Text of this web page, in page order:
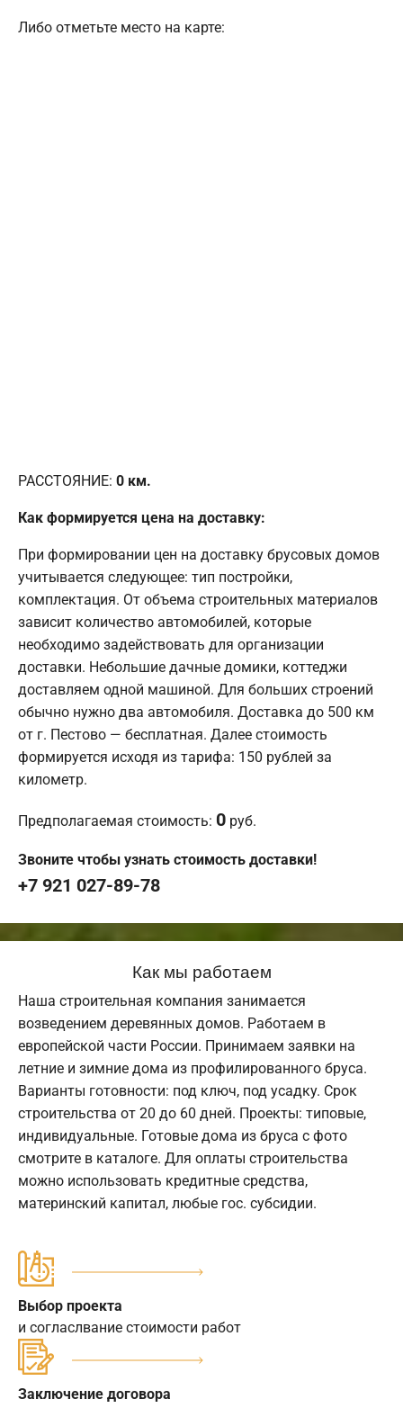
Либо отметьте место на карте:
РАССТОЯНИЕ: 0 км.
Как формируется цена на доставку:
При формировании цен на доставку брусовых домов
учитывается следующее: тип постройки,
комплектация. От объема строительных материалов
зависит количество автомобилей, которые
необходимо задействовать для организации
доставки. Небольшие дачные домики, коттеджи
доставляем одной машиной. Для больших строений
обычно нужно два автомобиля. Доставка до 500 км
от г. Пестово — бесплатная. Далее стоимость
формируется исходя из тарифа: 150 рублей за
километр.
Предполагаемая стоимость: 0 руб.
Звоните чтобы узнать стоимость доставки!
+7 921 027-89-78
Как мы работаем
Наша строительная компания занимается
возведением деревянных домов. Работаем в
европейской части России. Принимаем заявки на
летние и зимние дома из профилированного бруса.
Варианты готовности: под ключ, под усадку. Срок
строительства от 20 до 60 дней. Проекты: типовые,
индивидуальные. Готовые дома из бруса с фото
смотрите в каталоге. Для оплаты строительства
можно использовать кредитные средства,
материнский капитал, любые гос. субсидии.
Выбор проекта
и согласлвание стоимости работ
Заключение договора